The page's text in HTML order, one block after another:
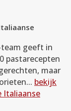
geeft in
pastarecepten
maar
bekijk
Italiaanse